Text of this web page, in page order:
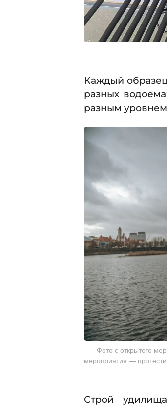
Каждый
разных
разным уровнем
Фото с открытого
мероприятия —
Строй